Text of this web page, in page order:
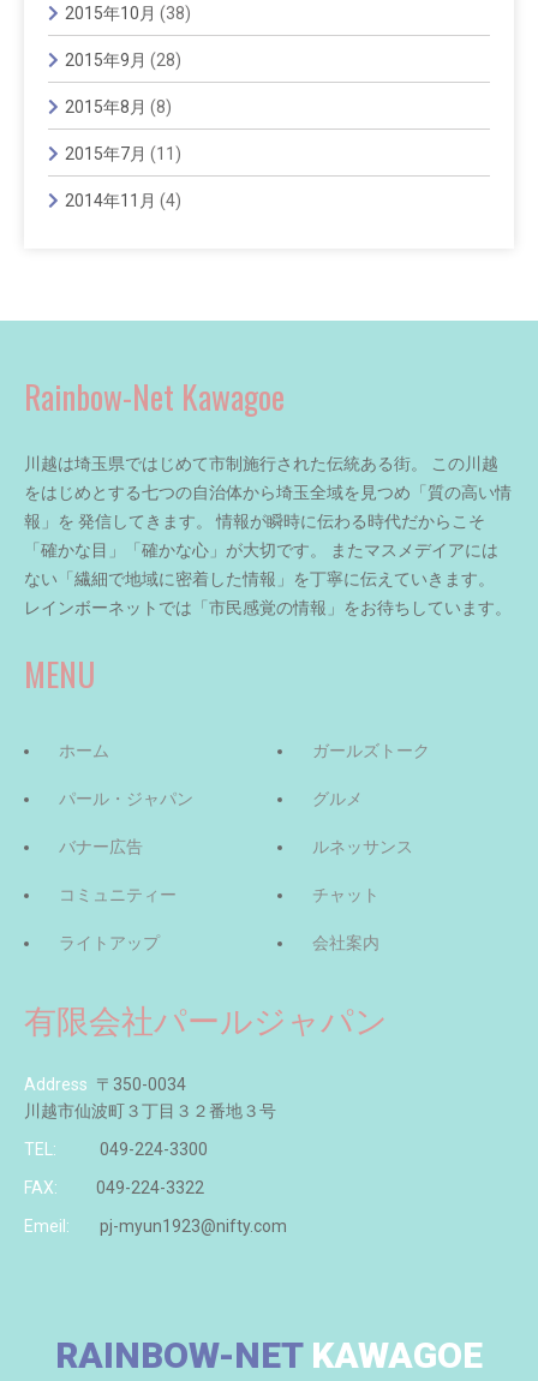
2015年10月 (38)
2015年9月 (28)
2015年8月 (8)
2015年7月 (11)
2014年11月 (4)
Rainbow-Net Kawagoe
川越は埼玉県ではじめて市制施行された伝統ある街。 この川越
をはじめとする七つの自治体から埼玉全域を見つめ「質の高い情
報」を 発信してきます。 情報が瞬時に伝わる時代だからこそ
「確かな目」「確かな心」が大切です。 またマスメデイアには
ない「繊細で地域に密着した情報」を丁寧に伝えていきます。
レインボーネットでは「市民感覚の情報」をお待ちしています。
MENU
ホーム
パール・ジャパン
バナー広告
コミュニティー
ライトアップ
ガールズトーク
グルメ
ルネッサンス
チャット
会社案内
有限会社パールジャパン
Address 〒350-0034
川越市仙波町３丁目３２番地３号
TEL:
049-224-3300
FAX:
049-224-3322
Emeil:
pj-myun1923@nifty.com
RAINBOW-NETKAWAGOE